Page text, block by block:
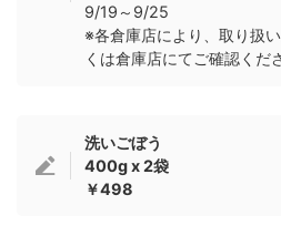
9/19～9/25
※各倉庫店により、取り扱
くは倉庫店にてご確認くだ
洗いごぼう
400g x 2袋
￥498